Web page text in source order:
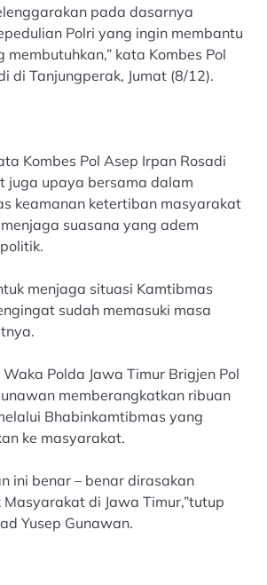
pada dasarnya
Polri yang ingin membantu
kata Kombes Pol
di Tanjungperak, Jumat (8/12).
Kombes Pol Asep Irpan Rosadi
juga upaya bersama dalam
keamanan ketertiban masyarakat
suasana yang adem
menjaga situasi Kamtibmas
sudah memasuki masa
Polda Jawa Timur Brigjen Pol
memberangkatkan ribuan
Bhabinkamtibmas yang
ke masyarakat.
ini benar – benar dirasakan
di Jawa Timur,”tutup
Yusep Gunawan.